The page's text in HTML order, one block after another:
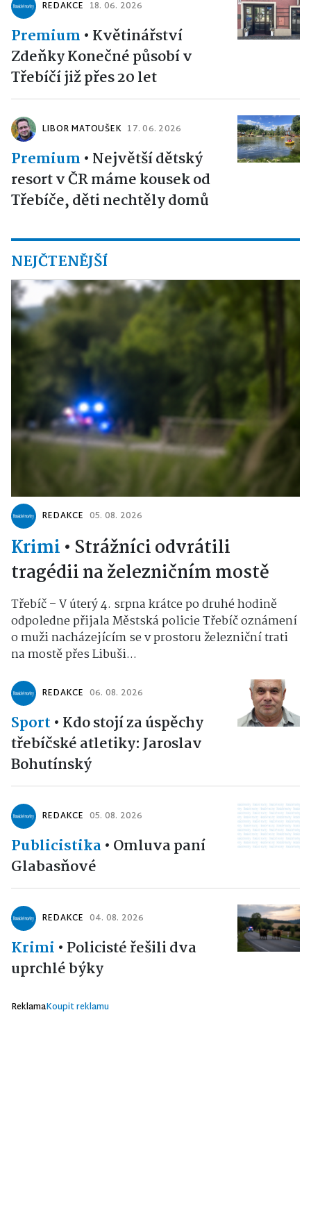
REDAKCE 18. 06. 2026
Premium • Květinářství
Zdeňky Konečné působí v
Třebíčí již přes 20 let
LIBOR MATOUŠEK 17. 06. 2026
Premium • Největší dětský
resort v ČR máme kousek od
Třebíče, děti nechtěly domů
NEJČTENĚJŠÍ
REDAKCE 05. 08. 2026
Krimi • Strážníci odvrátili
tragédii na železničním mostě
Třebíč – V úterý 4. srpna krátce po druhé hodině
odpoledne přijala Městská policie Třebíč oznámení
o muži nacházejícím se v prostoru železniční trati
na mostě přes Libuši...
REDAKCE 06. 08. 2026
Sport • Kdo stojí za úspěchy
třebíčské atletiky: Jaroslav
Bohutínský
REDAKCE 05. 08. 2026
Publicistika• Omluva paní
Glabasňové
REDAKCE 04. 08. 2026
Krimi • Policisté řešili dva
uprchlé býky
ReklamaKoupit reklamu